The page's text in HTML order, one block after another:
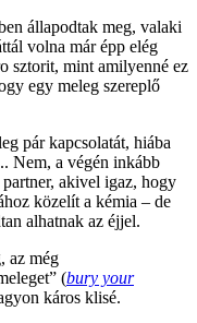
állapodtak meg, valaki
volna már épp elég
sztorit, mint amilyenné ez
egy meleg szereplő
pár kapcsolatát, hiába
Nem, a végén inkább
akivel igaz, hogy
közelít a kémia – de
alhatnak az éjjel.
az még
(bury your
káros klisé.